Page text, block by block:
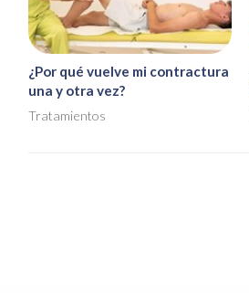
¿Por qué vuelve mi contractura
una y otra vez?
Tratamientos